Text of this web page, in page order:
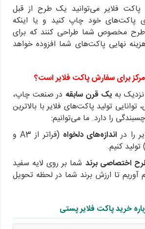
فلایر می‌توانید یک طرح از قبل
پاکت‌های خود چاپ کنید و یا اینکه
مخصوص شما طراحی کنند که برای
نهایی پاکت‌های شما افزوده خواهد
برای سفارش پاکت فلایر است؟
به یک قرن سابقه در صنعت چاپ،
تولید پاکت‌های فلایر با بالاترین
را دارد. ما می‌توانیم:
را در اندازه‌های دلخواه
(فراتر از A3 و
اختصاصی برند شما بر روی لایه سفید
آوریم تا ارزش برند شما در لحظه تحویل
خرید پاکت فلایر پستی